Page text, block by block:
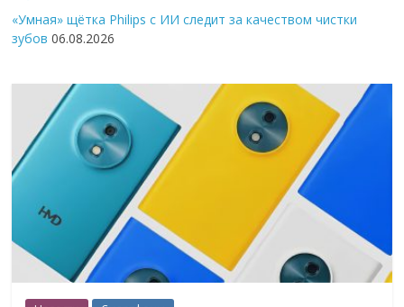
«Умная» щётка Philips с ИИ следит за качеством чистки
зубов 06.08.2026